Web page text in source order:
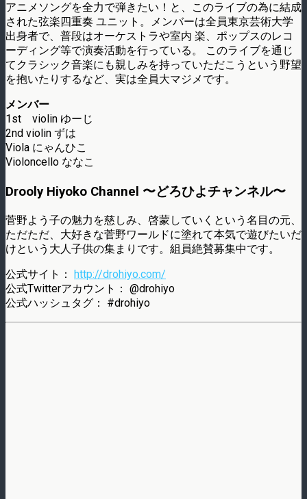
アニメソングを全力で弾きたい！と、このライブの為に結成
された弦楽四重奏 ユニット。メンバーは全員東京芸術大学
出身者で、普段はオーケストラや室内 楽、ポップスのレコ
ーディング等で演奏活動を行っている。 このライブを通じ
てクラシック音楽にも親しみを持っていただこうという野望
を抱いたりするなど、実は全員大マジメです。
メンバー
1st violin ゆーじ
2nd violin ずは
Viola にゃんひこ
Violoncello ななこ
Drooly Hiyoko Channel 〜どろひよチャンネル〜
菅野よう子の魅力を慈しみ、啓蒙していくという名目の元、
ただただ、大好きな菅野ワールドに塗れて本気で遊びたいだ
けという大人子供の集まりです。組員絶賛募集中です。
公式サイト： http://drohiyo.com/
公式Twitterアカウント： @drohiyo
公式ハッシュタグ： #drohiyo